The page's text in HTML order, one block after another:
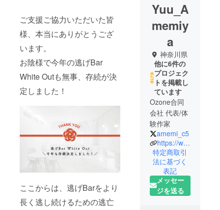
ご支援ご協力いただいた皆
様、本当にありがとうござ
います。
お陰様で今年の逃げBar
White Outも無事、存続が決
定しました！
ここからは、逃げBarをより
長く逃し続けるための逃亡
Yuu_A
memiy
a
神奈川県
他に6件の
プロジェク
トを掲載し
ています
Ozone合同
会社 代表/体
験作家
amemi_c5
https://www.yuu-amemiya.com/
特定商取引
法に基づく
表記
メッセー
ジを送る